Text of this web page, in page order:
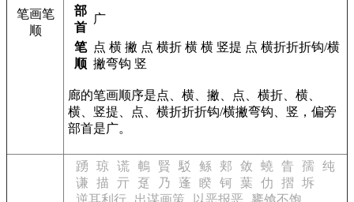
笔画笔
顺
部
首
广
笔
顺
点 横 撇 点 横折 横 横 竖提 点 横折折折钩/横
撇弯钩 竖
廊的笔画顺序是点、横、撇、点、横折、横、
横、竖提、点、横折折折钩/横撇弯钩、竖，偏旁
部首是广。
踴 琼 谎 鵪 賢 駁 鲧 郏 敛 蟯 眚 孺
纯
谦
描 亓 趸 乃 蓬 睽 钶 葉 仂 摺
坼
逆耳利行
出谋画策 以恶报恶 饔飧不饱